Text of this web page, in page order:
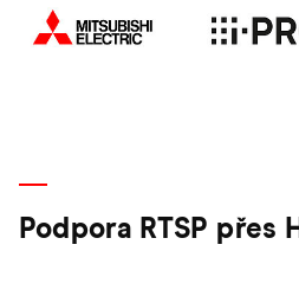
Podpora RTSP přes